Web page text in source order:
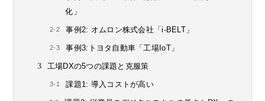
化」
事例2: オムロン株式会社「i-BELT」
事例3:トヨタ自動車「工場IoT」
工場DXの5つの課題と克服策
課題1: 導入コストが高い